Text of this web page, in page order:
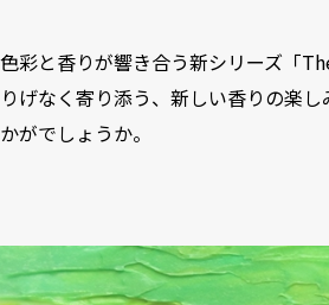
色彩と香りが響き合う新シリーズ「
りげなく寄り添う、新しい香りの楽
かがでしょうか。